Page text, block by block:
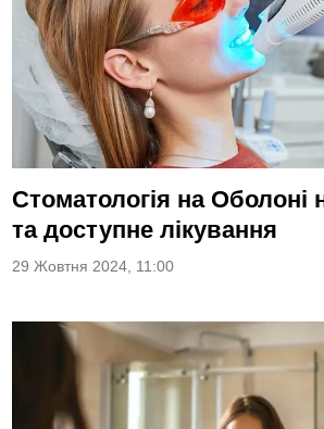
Стоматологія на Оболоні
та доступне лікування
29 Жовтня 2024, 11:00